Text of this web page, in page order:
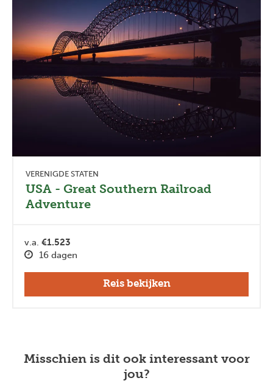
VERENIGDE STATEN
USA - Great Southern Railroad
Adventure
v.a. €1.523
16 dagen
Reis bekijken
Misschien is dit ook interessant voor
jou?